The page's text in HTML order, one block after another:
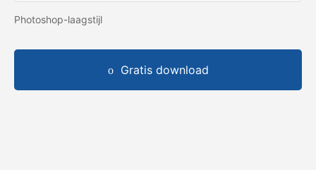
Photoshop-laagstijl
Gratis download